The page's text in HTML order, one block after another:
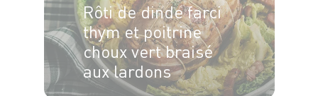
Rôti de dinde farci
thym et poitrine
choux vert braisé
aux lardons